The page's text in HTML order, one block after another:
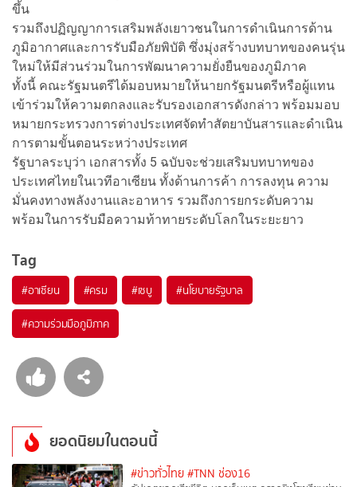
ขึ้น
รวมถึงปฏิญญาการเสริมพลังเยาวชนในการดำเนินการด้าน
ภูมิอากาศและการรับมือภัยพิบัติ ซึ่งมุ่งสร้างบทบาทของคนรุ่น
ใหม่ให้มีส่วนร่วมในการพัฒนาความยั่งยืนของภูมิภาค
ทั้งนี้ คณะรัฐมนตรีได้มอบหมายให้นายกรัฐมนตรีหรือผู้แทน
เข้าร่วมให้ความตกลงและรับรองเอกสารดังกล่าว พร้อมมอบ
หมายกระทรวงการต่างประเทศจัดทำสัตยาบันสารและดำเนิน
การตามขั้นตอนระหว่างประเทศ
รัฐบาลระบุว่า เอกสารทั้ง 5 ฉบับจะช่วยเสริมบทบาทของ
ประเทศไทยในเวทีอาเซียน ทั้งด้านการค้า การลงทุน ความ
มั่นคงทางพลังงานและอาหาร รวมถึงการยกระดับความ
พร้อมในการรับมือความท้าทายระดับโลกในระยะยาว
Tag
#อาเซียน #ครม #เซบู #นโยบายรัฐบาล
#ความร่วมมือภูมิภาค
ยอดนิยมในตอนนี้
#ข่าวทั่วไทย #TNN ช่อง16